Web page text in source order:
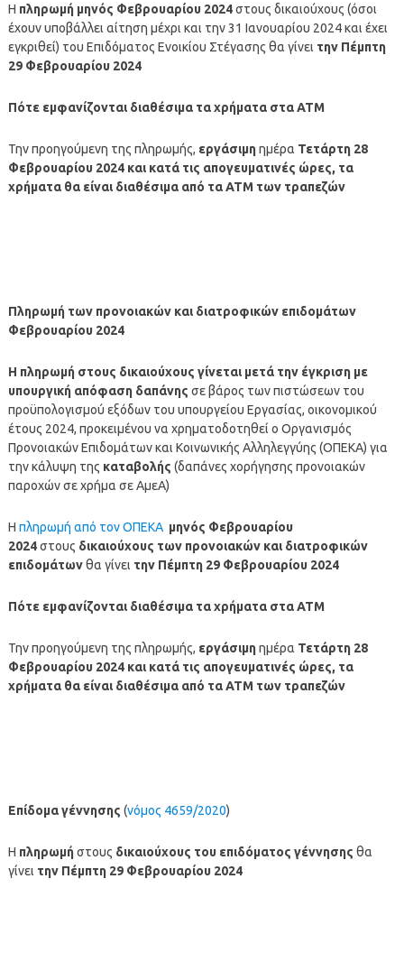
Η πληρωμή μηνός Φεβρουαρίου2024στους δικαιούχους (όσοι
έχουν υποβάλλει αίτηση μέχρι και την 31 Ιανουαρίου 2024 και έχει
εγκριθεί) του Επιδόματος Ενοικίου Στέγασης θα γίνει την Πέμπτη
29 Φεβρουαρίου 2024
Πότε εμφανίζονται διαθέσιμα τα χρήματα στα ΑΤΜ
Την προηγούμενη της πληρωμής, εργάσιμηημέρα Τετάρτη 28
Φεβρουαρίου2024και κατά τις απογευματινές ώρες, τα
χρήματα θα είναι διαθέσιμα από τα ΑΤΜ των τραπεζών
Πληρωμή των προνοιακών και διατροφικών επιδομάτων
Φεβρουαρίου2024
Η πληρωμή στους δικαιούχους γίνεται μετά την έγκριση με
υπουργική απόφαση δαπάνης σε βάρος των πιστώσεων του
προϋπολογισμού εξόδων του υπουργείου Εργασίας, οικονομικού
έτους 2024, προκειμένου να χρηματοδοτηθεί ο Οργανισμός
Προνοιακών Επιδομάτων και Κοινωνικής Αλληλεγγύης (ΟΠΕΚΑ) για
την κάλυψη της καταβολής (δαπάνες χορήγησης προνοιακών
παροχών σε χρήμα σε ΑμεΑ)
Η πληρωμή από τον ΟΠΕΚΑμηνός Φεβρουαρίου
2024στους δικαιούχους των προνοιακών και διατροφικών
επιδομάτωνθα γίνει την Πέμπτη 29 Φεβρουαρίου 2024
Πότε εμφανίζονται διαθέσιμα τα χρήματα στα ΑΤΜ
Την προηγούμενη της πληρωμής, εργάσιμηημέρα Τετάρτη 28
Φεβρουαρίου2024και κατά τις απογευματινές ώρες, τα
χρήματα θα είναι διαθέσιμα από τα ΑΤΜ των τραπεζών
Επίδομα γέννησης (νόμος 4659/2020)
Η πληρωμήστους δικαιούχους του επιδόματος γέννησης θα
γίνει την Πέμπτη 29 Φεβρουαρίου 2024